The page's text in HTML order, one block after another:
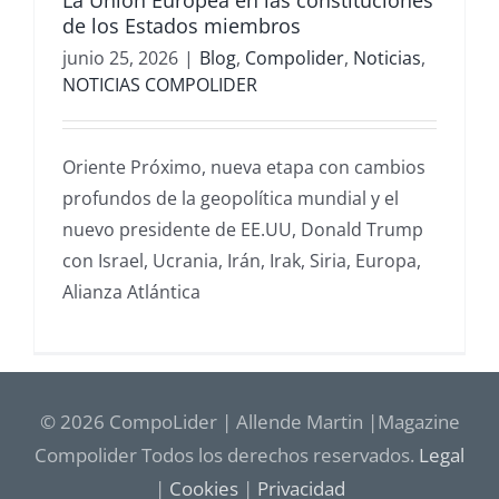
de los Estados miembros
junio 25, 2026 | Blog, Compolider, Noticias,
NOTICIAS COMPOLIDER
Oriente Próximo, nueva etapa con cambios
profundos de la geopolítica mundial y el
nuevo presidente de EE.UU, Donald Trump
con Israel, Ucrania, Irán, Irak, Siria, Europa,
Alianza Atlántica
© 2026 CompoLider | Allende Martin |Magazine
Compolider Todos los derechos reservados. Legal
| Cookies| Privacidad